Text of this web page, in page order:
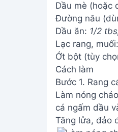
Dầu mè (hoặc
Đường nâu
Dầu ăn: 1/2
Lạc rang, muối:
Ớt bột (tùy
Cách làm
Bước 1. Rang
Làm nóng
cá ngấm dầu
Tăng lửa, đảo